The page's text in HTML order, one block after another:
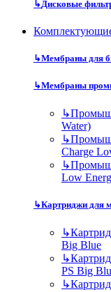
↳Дисковые
↳Мембраны для
↳Мембраны
↳
Water)
↳
Charge
↳
Low
↳Картриджи для
↳
Big Blue
↳
PS Big
↳